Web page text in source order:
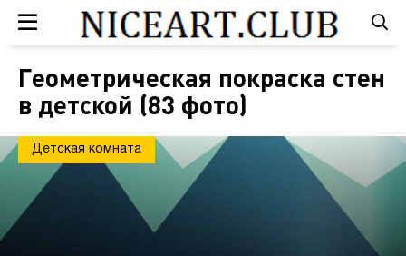
Геометрическая покраска стен
в детской (83 фото)
Детская комната